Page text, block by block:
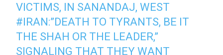
VICTIMS, IN SANANDAJ, WEST
#IRAN:”DEATH TO TYRANTS, BE IT
THE SHAH OR THE LEADER,”
SIGNALING THAT THEY WANT